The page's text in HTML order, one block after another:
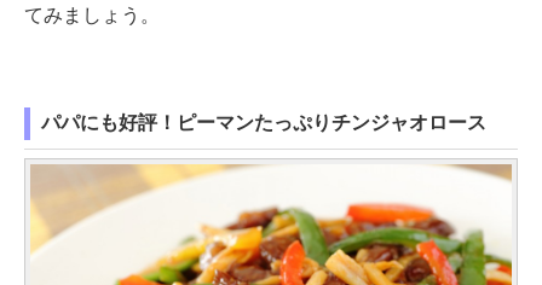
てみましょう。
パパにも好評！ピーマンたっぷりチンジャオロース